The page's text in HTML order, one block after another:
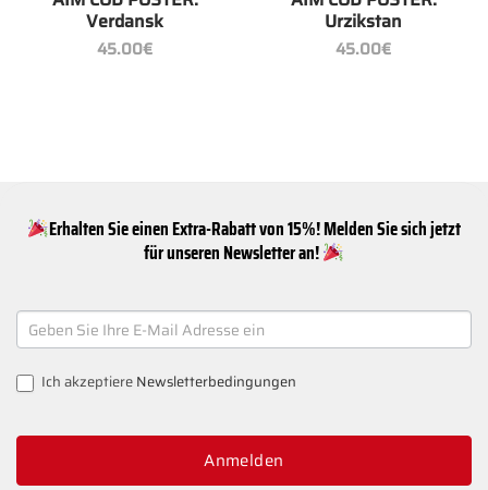
Verdansk
45.00€
Urzikstan
45.00€
Erhalten Sie einen Extra-Rabatt von 15%! Melden Sie sich jetzt
für unseren Newsletter an!
NEWSLETTER
SIGNUP
Ich akzeptiereNewsletterbedingungen
Anmelden